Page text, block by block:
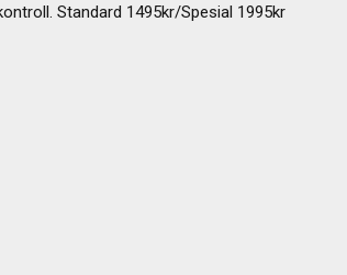
Standard 1495kr/Spesial 1995kr